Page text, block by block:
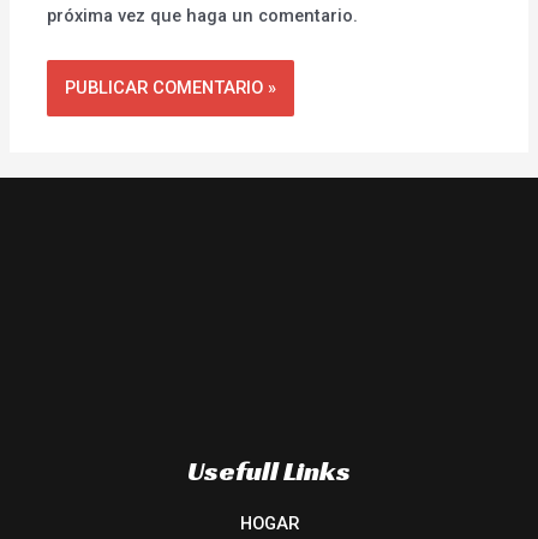
próxima vez que haga un comentario.
Usefull Links
HOGAR